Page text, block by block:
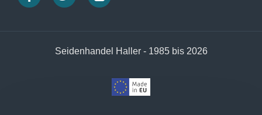
Seidenhandel Haller - 1985 bis 2026